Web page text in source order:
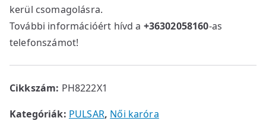
kerül csomagolásra.
További információért hívd a +36302058160-as
telefonszámot!
Cikkszám: PH8222X1
Kategóriák: PULSAR, Női karóra